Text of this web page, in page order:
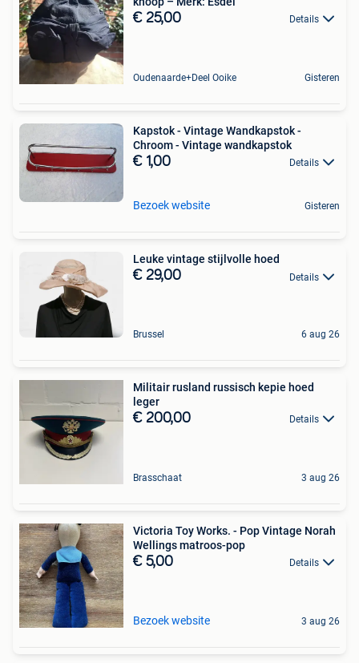
€ 25,00 Details
Oudenaarde+Deel Ooike Gisteren
Kapstok - Vintage Wandkapstok -
Chroom - Vintage wandkapstok
€ 1,00 Details
Bezoek website Gisteren
Leuke vintage stijlvolle hoed
€ 29,00 Details
Brussel 6 aug 26
Militair rusland russisch kepie hoed
leger
€ 200,00 Details
Brasschaat 3 aug 26
Victoria Toy Works. - Pop Vintage Norah
Wellings matroos-pop
€ 5,00 Details
Bezoek website 3 aug 26